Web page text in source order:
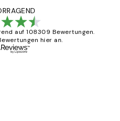
auf 108309 Bewertungen.
hier an.